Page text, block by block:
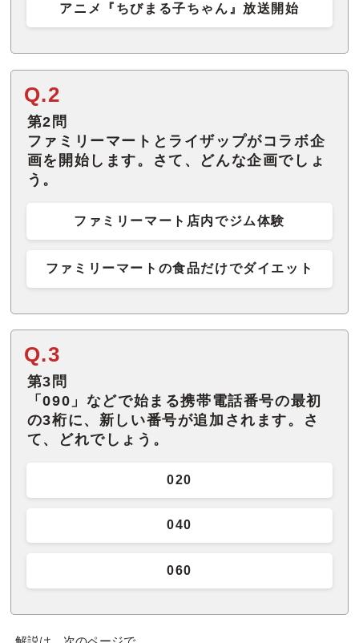
アニメ『ちびまる子ちゃん』放送開始
Q.2
第2問
ファミリーマートとライザップがコラボ企
画を開始します。さて、どんな企画でしょ
う。
ファミリーマート店内でジム体験
ファミリーマートの食品だけでダイエット
Q.3
第3問
「090」などで始まる携帯電話番号の最初
の3桁に、新しい番号が追加されます。さ
て、どれでしょう。
020
040
060